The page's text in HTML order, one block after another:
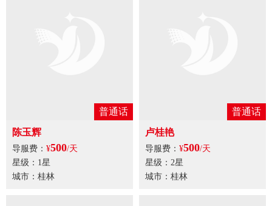
英语
尹德琼
导服费： ¥500/天
星级：1星
城市：桂林
普通话
陈玉辉
导服费： ¥500/天
星级：1星
城市：桂林